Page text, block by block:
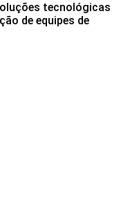
tecnológicas
de equipes de